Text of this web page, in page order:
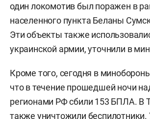
один локомотив был поражен в
населенного пункта Беланы
Эти объекты также
украинской армии, уточнили в
Кроме того, сегодня в
что в течение прошедшей ночи
регионами РФ сбили 153 БПЛА. В
также уничтожили беспилотники.